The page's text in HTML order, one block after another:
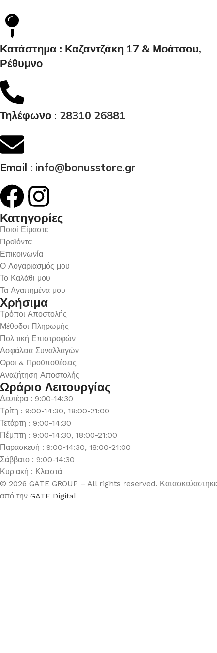
Κατάστημα : Καζαντζάκη 17 & Μοάτσου,
Ρέθυμνο
Τηλέφωνο : 28310 26881
Email : info@bonusstore.gr
Κατηγορίες
Ποιοί Είμαστε
Προϊόντα
Επικοινωνία
Ο Λογαριασμός μου
Το Καλάθι μου
Τα Αγαπημένα μου
Χρήσιμα
Τρόποι Αποστολής
Μέθοδοι Πληρωμής
Πολιτική Επιστροφών
Ασφάλεια Συναλλαγών
Όροι & Προϋποθέσεις
Αναζήτηση Αποστολής
Ωράριο Λειτουργίας
Δευτέρα : 9:00-14:30
Τρίτη : 9:00-14:30, 18:00-21:00
Τετάρτη : 9:00-14:30
Πέμπτη : 9:00-14:30, 18:00-21:00
Παρασκευή : 9:00-14:30, 18:00-21:00
Σάββατο : 9:00-14:30
Κυριακή : Κλειστά
© 2026 GATE GROUP – All rights reserved. Κατασκεύαστηκε
από την GATE Digital